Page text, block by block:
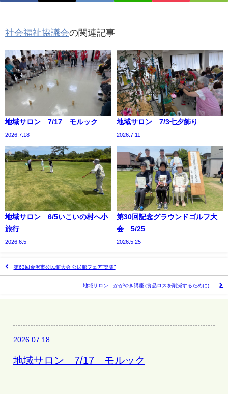
社会福祉協議会の関連記事
地域サロン 7/17 モルック
2026.7.18
地域サロン 7/3七夕飾り
2026.7.11
地域サロン 6/5いこいの村へ小
旅行
2026.6.5
第30回記念グラウンドゴルフ大
会 5/25
2026.5.25
第63回金沢市公民館大会 公民館フェア“楽集”
地域サロン かがやき講座 (食品ロスを削減するために)
2026.07.18
地域サロン 7/17 モルック